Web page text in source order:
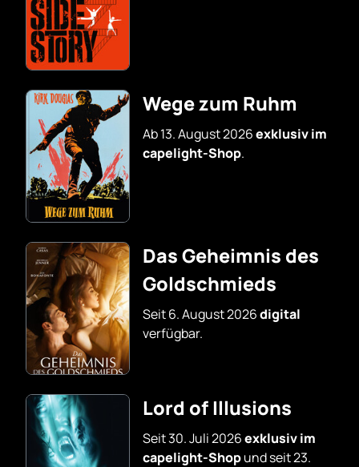
Wege zum Ruhm
Ab 13. August 2026exklusiv im
capelight-Shop.
Das Geheimnis des
Goldschmieds
Seit 6. August 2026digital
verfügbar.
Lord of Illusions
Seit 30. Juli 2026exklusiv im
capelight-Shopund seit 23.